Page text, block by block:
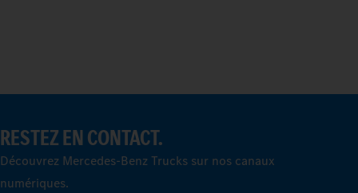
RESTEZ EN CONTACT.
Découvrez Mercedes-Benz Trucks sur nos canaux
numériques.